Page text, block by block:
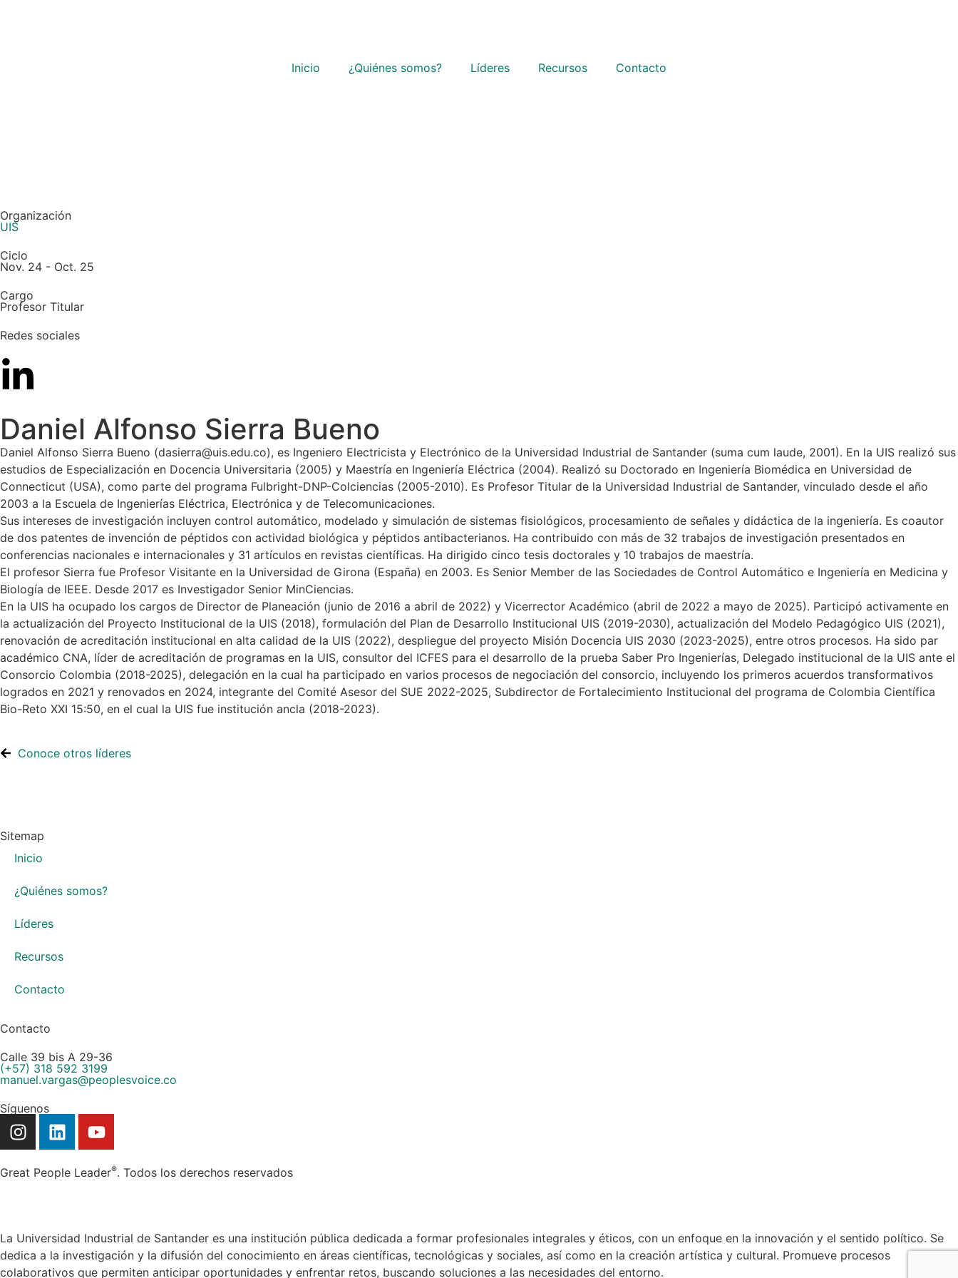
Inicio ¿Quiénes somos? Líderes Recursos Contacto
Organización
UIS
Ciclo
Nov. 24 - Oct. 25
Cargo
Profesor Titular
Redes sociales
Daniel Alfonso Sierra Bueno
Daniel Alfonso Sierra Bueno (dasierra@uis.edu.co), es Ingeniero Electricista y Electrónico de la Universidad Industrial de Santander (suma cum laude, 2001). En la UIS realizó sus
estudios de Especialización en Docencia Universitaria (2005) y Maestría en Ingeniería Eléctrica (2004). Realizó su Doctorado en Ingeniería Biomédica en Universidad de
Connecticut (USA), como parte del programa Fulbright-DNP-Colciencias (2005-2010). Es Profesor Titular de la Universidad Industrial de Santander, vinculado desde el año
2003 a la Escuela de Ingenierías Eléctrica, Electrónica y de Telecomunicaciones.
Sus intereses de investigación incluyen control automático, modelado y simulación de sistemas fisiológicos, procesamiento de señales y didáctica de la ingeniería. Es coautor
de dos patentes de invención de péptidos con actividad biológica y péptidos antibacterianos. Ha contribuido con más de 32 trabajos de investigación presentados en
conferencias nacionales e internacionales y 31 artículos en revistas científicas. Ha dirigido cinco tesis doctorales y 10 trabajos de maestría.
El profesor Sierra fue Profesor Visitante en la Universidad de Girona (España) en 2003. Es Senior Member de las Sociedades de Control Automático e Ingeniería en Medicina y
Biología de IEEE. Desde 2017 es Investigador Senior MinCiencias.
En la UIS ha ocupado los cargos de Director de Planeación (junio de 2016 a abril de 2022) y Vicerrector Académico (abril de 2022 a mayo de 2025). Participó activamente en
la actualización del Proyecto Institucional de la UIS (2018), formulación del Plan de Desarrollo Institucional UIS (2019-2030), actualización del Modelo Pedagógico UIS (2021),
renovación de acreditación institucional en alta calidad de la UIS (2022), despliegue del proyecto Misión Docencia UIS 2030 (2023-2025), entre otros procesos. Ha sido par
académico CNA, líder de acreditación de programas en la UIS, consultor del ICFES para el desarrollo de la prueba Saber Pro Ingenierías, Delegado institucional de la UIS ante el
Consorcio Colombia (2018-2025), delegación en la cual ha participado en varios procesos de negociación del consorcio, incluyendo los primeros acuerdos transformativos
logrados en 2021 y renovados en 2024, integrante del Comité Asesor del SUE 2022-2025, Subdirector de Fortalecimiento Institucional del programa de Colombia Científica
Bio-Reto XXI 15:50, en el cual la UIS fue institución ancla (2018-2023).
Conoce otros líderes
Sitemap
Inicio
¿Quiénes somos?
Líderes
Recursos
Contacto
Contacto
Calle 39 bis A 29-36
(+57) 318 592 3199
manuel.vargas@peoplesvoice.co
Síguenos
Great People Leader®. Todos los derechos reservados
La Universidad Industrial de Santander es una institución pública dedicada a formar profesionales integrales y éticos, con un enfoque en la innovación y el sentido político. Se
dedica a la investigación y la difusión del conocimiento en áreas científicas, tecnológicas y sociales, así como en la creación artística y cultural. Promueve procesos
colaborativos que permiten anticipar oportunidades y enfrentar retos, buscando soluciones a las necesidades del entorno.